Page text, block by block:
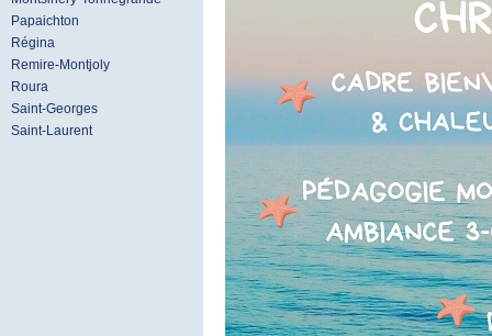
Papaichton
Régina
Remire-Montjoly
Roura
Saint-Georges
Saint-Laurent